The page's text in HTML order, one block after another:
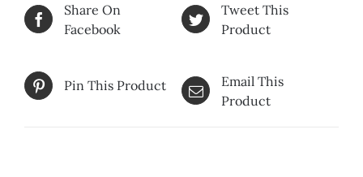
Share On
Facebook
Tweet This
Product
Pin This Product
Email This
Product